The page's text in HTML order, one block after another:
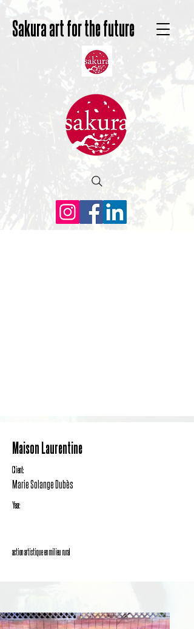
Sakura art for the future
Maison Laurentine
Client:
Marie Solange Dubès
Year:
action artistique en milieu rural